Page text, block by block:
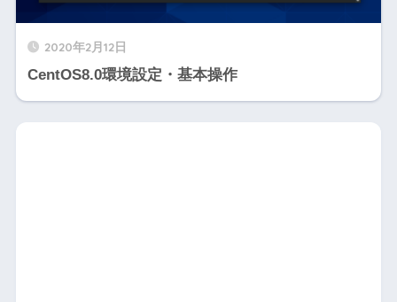
2020年2月12日
CentOS8.0環境設定・基本操作